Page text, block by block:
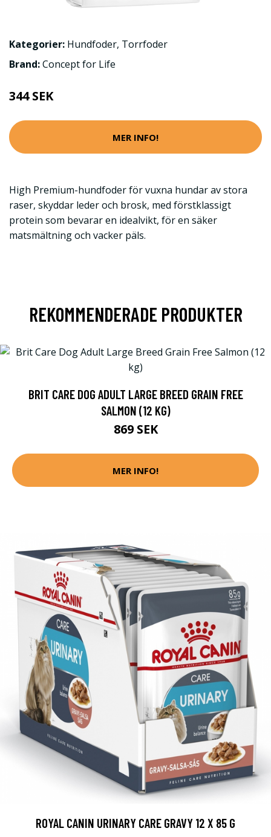
Kategorier: Hundfoder, Torrfoder
Brand:Concept for Life
344 SEK
MER INFO!
High Premium-hundfoder för vuxna hundar av stora
raser, skyddar leder och brosk, med förstklassigt
protein som bevarar en idealvikt, för en säker
matsmältning och vacker päls.
REKOMMENDERADE PRODUKTER
BRIT CARE DOG ADULT LARGE BREED GRAIN FREE
SALMON (12 KG)
869 SEK
MER INFO!
ROYAL CANIN URINARY CARE GRAVY 12 X 85 G